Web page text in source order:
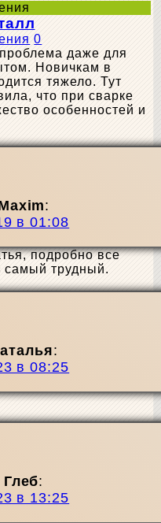
0
даже для
Новичкам в
тяжело. Тут
что при сварке
особенностей и
:
в 01:08
подробно все
трудный.
:
в 08:25
Глеб:
в 13:25